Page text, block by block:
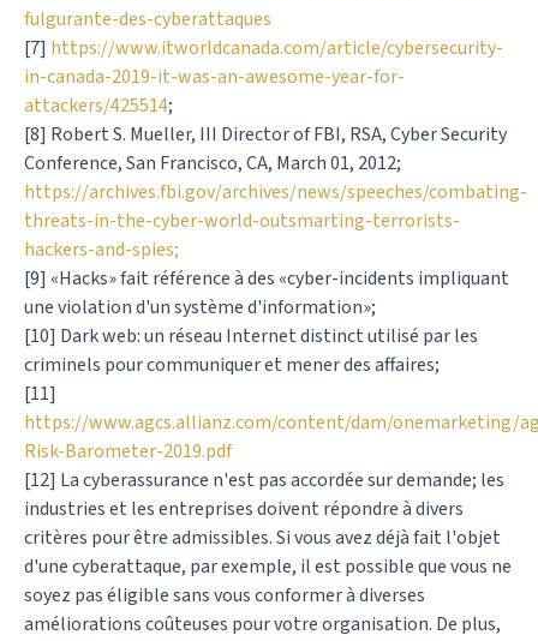
fulgurante-des-cyberattaques
[7] https://www.itworldcanada.com/article/cybersecurity-
in-canada-2019-it-was-an-awesome-year-for-
attackers/425514;
[8] Robert S. Mueller, III Director of FBI, RSA, Cyber Security
Conference, San Francisco, CA, March 01, 2012;
https://archives.fbi.gov/archives/news/speeches/combating-
threats-in-the-cyber-world-outsmarting-terrorists-
hackers-and-spies;
[9] «Hacks» fait référence à des «cyber-incidents impliquant
une violation d'un système d'information»;
[10] Dark web: un réseau Internet distinct utilisé par les
criminels pour communiquer et mener des affaires;
[11]
https://www.agcs.allianz.com/content/dam/onemarketing/
Risk-Barometer-2019.pdf
[12] La cyberassurance n'est pas accordée sur demande; les
industries et les entreprises doivent répondre à divers
critères pour être admissibles. Si vous avez déjà fait l'objet
d'une cyberattaque, par exemple, il est possible que vous ne
soyez pas éligible sans vous conformer à diverses
améliorations coûteuses pour votre organisation. De plus,